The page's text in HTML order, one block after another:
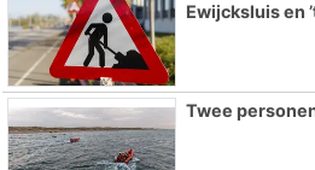
Ewijcksluis en
Twee